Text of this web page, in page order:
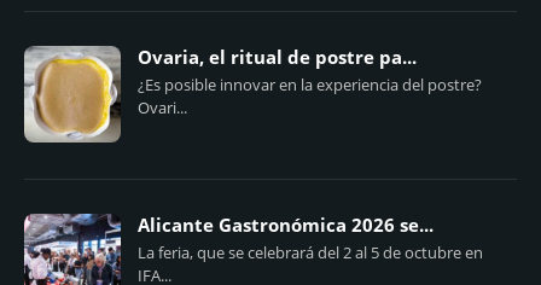
Ovaria, el ritual de postre pa...
¿Es posible innovar en la experiencia del postre?
Ovari...
Alicante Gastronómica 2026 se...
La feria, que se celebrará del 2 al 5 de octubre en
IFA...